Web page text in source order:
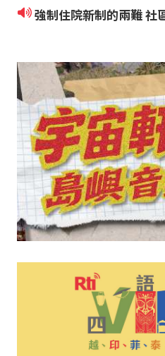
強制住院新制的兩難 社